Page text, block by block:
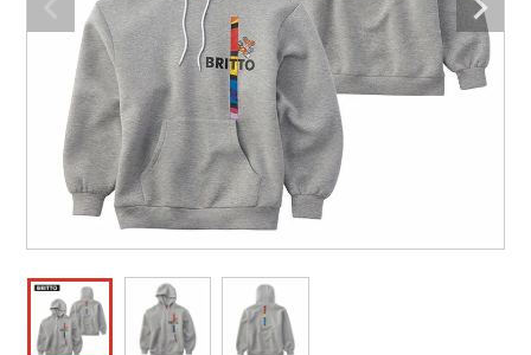
アウトドア・スポーツ
ワークスーツ
コンプレッションウェア
作業用ポロシャツ
安全保護具
アウトドアウェアランキング
つなぎランキング
空調服ランキング
コンプレッションウェアランキング
作業用ポロシャツランキング
クロダルマ 桑和
山田辰 クレヒフク
おたふく手袋 マック
住商モンブラン ボンマックス
GUSH FORCE
配達・営業作業服
自動車整備士作業服
DIY・日曜大工作業服
飲食店ユニフォーム
運送・倉庫作業服